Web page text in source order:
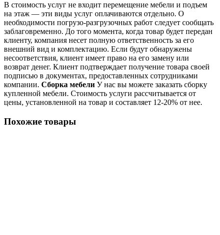
В стоимость услуг не входит перемещение мебели и подъем
на этаж — эти виды услуг оплачиваются отдельно. О
необходимости погрузо-разгрузочных работ следует сообщать
заблаговременно. До того момента, когда товар будет передан
клиенту, компания несет полную ответственность за его
внешний вид и комплектацию. Если будут обнаружены
несоответствия, клиент имеет право на его замену или
возврат денег. Клиент подтверждает получение товара своей
подписью в документах, предоставленных сотрудниками
компании. Сборка мебели У нас вы можете заказать сборку
купленной мебели. Стоимость услуги рассчитывается от
цены, установленной на товар и составляет 12-20% от нее.
Похожие товары